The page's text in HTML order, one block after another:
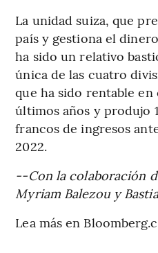
La unidad suiza, que
país y gestiona el
ha sido un relativo
única de las cuatro
que ha sido rentable
últimos años y produjo
francos de ingresos
2022.
--Con la colaboración
Myriam Balezou y
Lea más en